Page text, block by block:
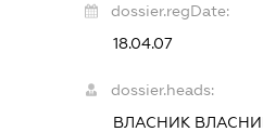
dossier.regDate:
18.04.07
dossier.heads:
ВЛАСНИК